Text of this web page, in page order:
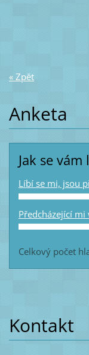
« Zpět
Anketa
Jak se
Líbí se mi, jsou
Předcházející
Celkový počet
Kontakt